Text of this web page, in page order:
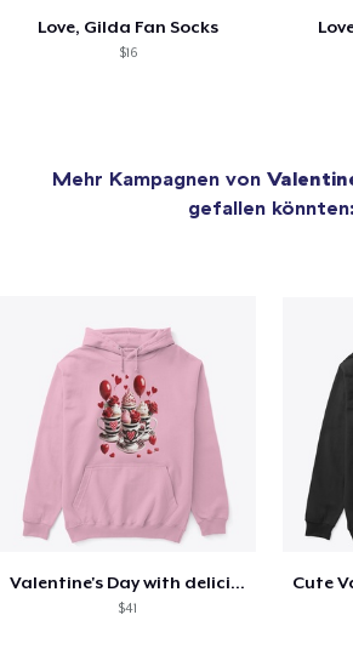
Love, Gilda Fan Socks
$16
Mehr Kampagnen von
gefallen könnten:
Valentine's Day with delicious food
$41